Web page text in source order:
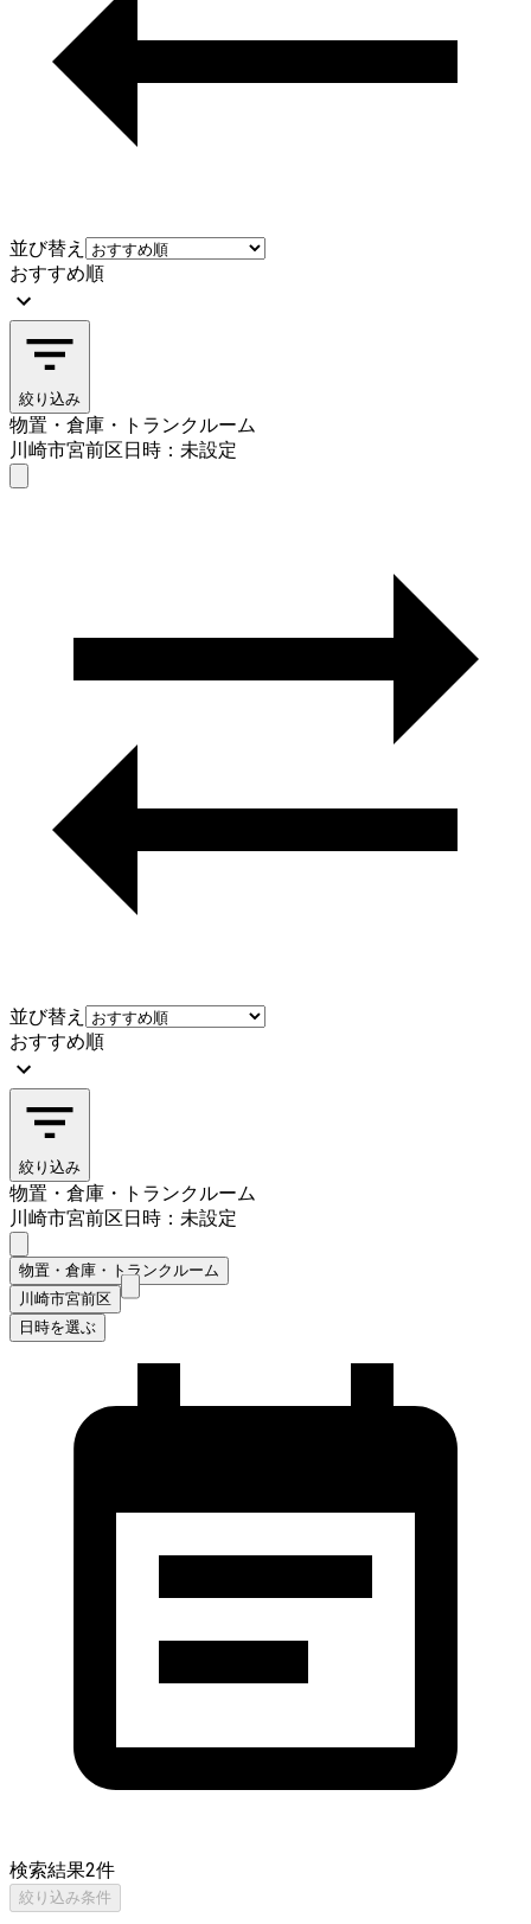
並び替え
おすすめ順
絞り込み
物置・倉庫・トランクルーム
川崎市宮前区日時：未設定
並び替え
おすすめ順
絞り込み
物置・倉庫・トランクルーム
川崎市宮前区日時：未設定
物置・倉庫・トランクルーム
川崎市宮前区
日時を選ぶ
検索結果2件
絞り込み条件